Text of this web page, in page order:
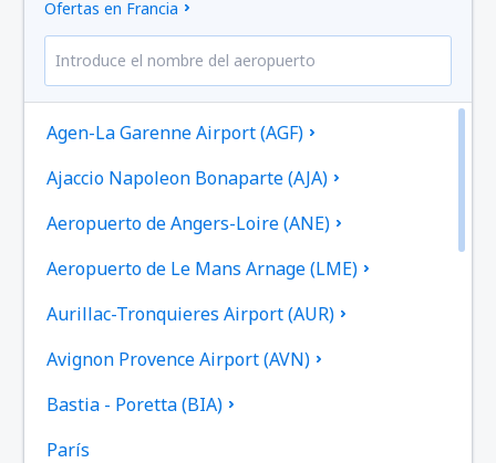
Ofertas en Francia
Agen-La Garenne Airport (AGF)
Ajaccio Napoleon Bonaparte (AJA)
Aeropuerto de Angers-Loire (ANE)
Aeropuerto de Le Mans Arnage (LME)
Aurillac-Tronquieres Airport (AUR)
Avignon Provence Airport (AVN)
Bastia - Poretta (BIA)
París